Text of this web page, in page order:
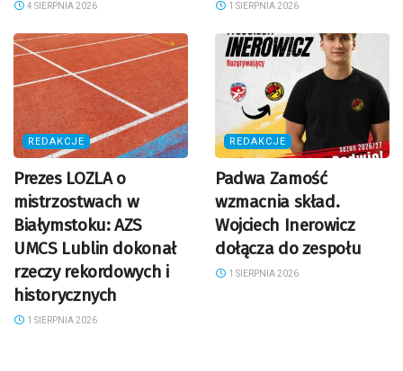
4 SIERPNIA 2026 1 SIERPNIA 2026
REDAKCJE
Prezes LOZLA o
mistrzostwach w
Białymstoku: AZS
UMCS Lublin dokonał
rzeczy rekordowych i
historycznych
1 SIERPNIA 2026
REDAKCJE
Padwa Zamość
wzmacnia skład.
Wojciech Inerowicz
dołącza do zespołu
1 SIERPNIA 2026